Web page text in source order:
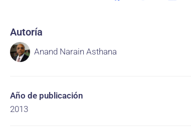
Autoría
Anand Narain Asthana
Año de publicación
2013